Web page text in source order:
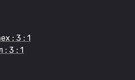
: 3 : 1
3 : 1